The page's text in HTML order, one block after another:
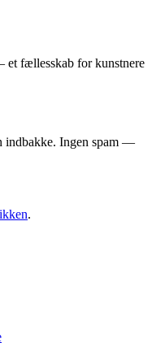
et fællesskab for kunstnere
indbakke. Ingen spam —
.